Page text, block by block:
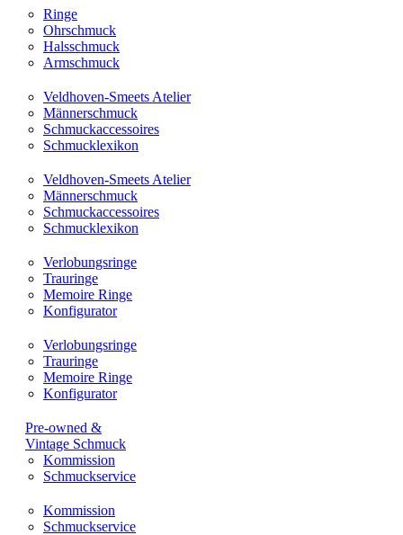
Ringe
Ohrschmuck
Halsschmuck
Armschmuck
Veldhoven-Smeets Atelier
Männerschmuck
Schmuckaccessoires
Schmucklexikon
Veldhoven-Smeets Atelier
Männerschmuck
Schmuckaccessoires
Schmucklexikon
Verlobungsringe
Trauringe
Memoire Ringe
Konfigurator
Verlobungsringe
Trauringe
Memoire Ringe
Konfigurator
Pre-owned &
Vintage Schmuck
Kommission
Schmuckservice
Kommission
Schmuckservice